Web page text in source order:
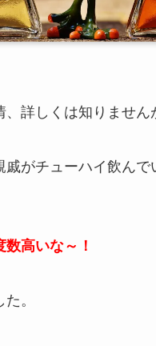
詳しくは知りません
戚がチューハイ飲んで
高いな～！
。